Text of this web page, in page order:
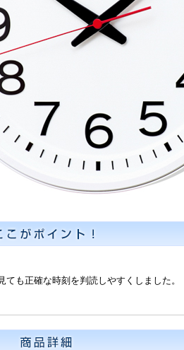
も正確な時刻を判読しやすくしました。